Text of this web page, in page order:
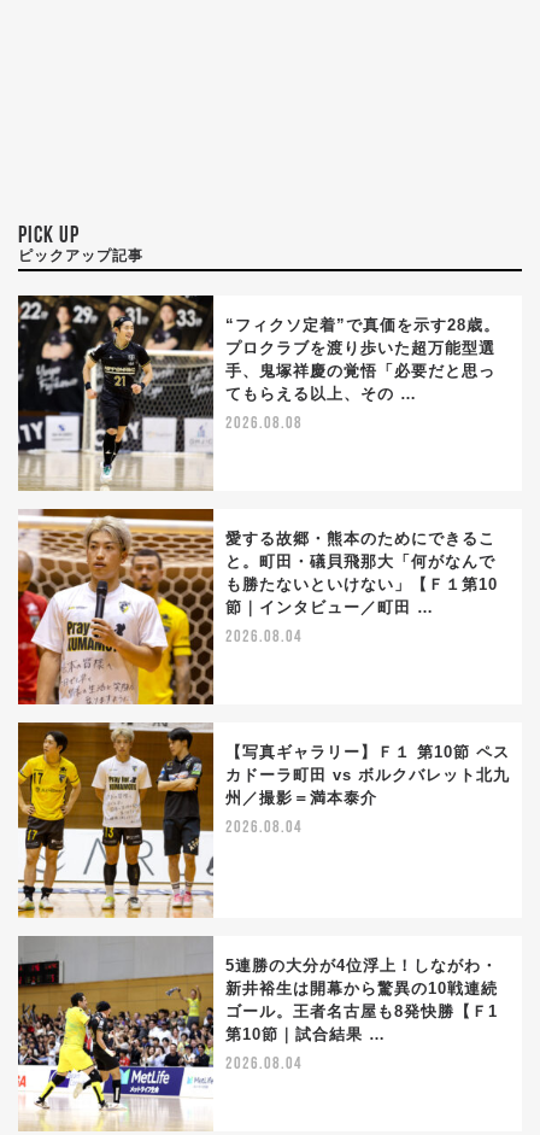
PICK UP
ピックアップ記事
“フィクソ定着”で真価を示す28歳。
プロクラブを渡り歩いた超万能型選
手、鬼塚祥慶の覚悟「必要だと思っ
てもらえる以上、その …
2026.08.08
愛する故郷・熊本のためにできるこ
と。町田・礒貝飛那大「何がなんで
も勝たないといけない」【Ｆ１第10
節｜インタビュー／町田 …
2026.08.04
【写真ギャラリー】Ｆ１ 第10節 ペス
カドーラ町田 vs ボルクバレット北九
州／撮影＝満本泰介
2026.08.04
5連勝の大分が4位浮上！しながわ・
新井裕生は開幕から驚異の10戦連続
ゴール。王者名古屋も8発快勝【Ｆ1
第10節｜試合結果 …
2026.08.04